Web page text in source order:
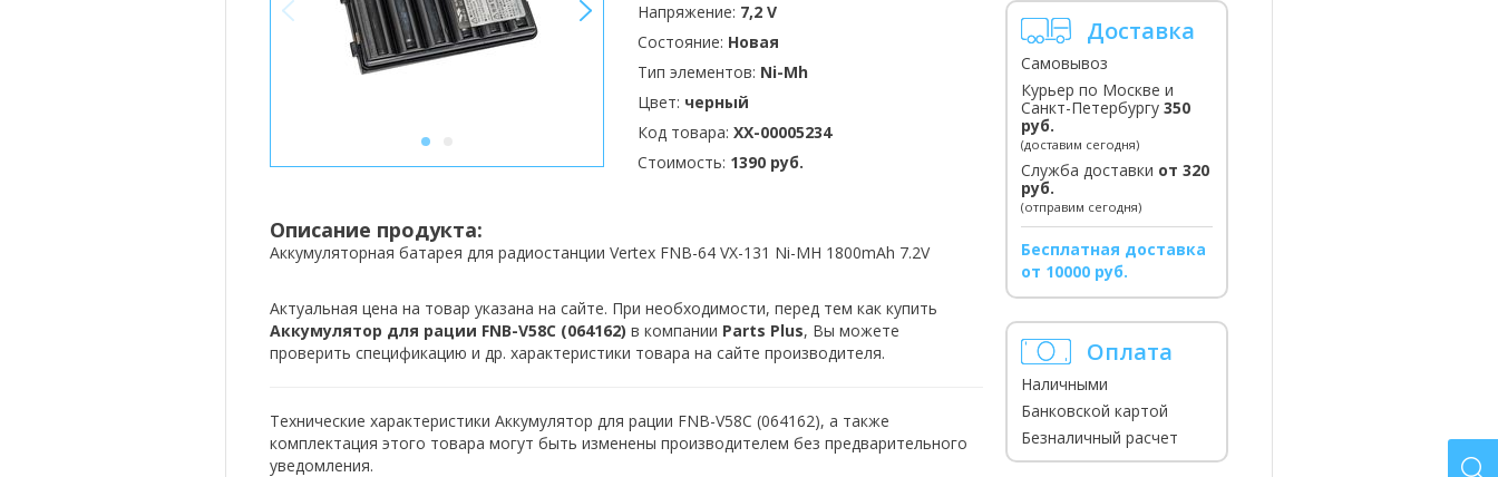
1
Напряжение: 7,2 V
Состояние: Новая
Тип элементов: Ni-Mh
Цвет: черный
Код товара: XX-00005234
Стоимость: 1390 руб.
Описание продукта:
Аккумуляторная батарея для радиостанции Vertex FNB-64 VX-131 Ni-MH 1800mAh 7.2V
Актуальная цена на товар указана на сайте. При необходимости, перед тем как купить
Аккумулятор для рации FNB-V58C (064162) в компании Parts Plus, Вы можете
проверить спецификацию и др. характеристики товара на сайте производителя.
Технические характеристики Аккумулятор для рации FNB-V58C (064162), а также
комплектация этого товара могут быть изменены производителем без предварительного
уведомления.
Доставка
Самовывоз
Курьер по Москве и
Санкт-Петербургу 350
руб.
(доставим сегодня)
Служба доставки от 320
руб.
(отправим сегодня)
Бесплатная доставка
от 10000 руб.
Оплата
Наличными
Банковской картой
Безналичный расчет